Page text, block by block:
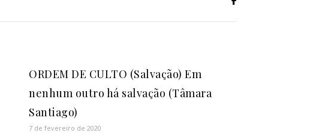
ORDEM DE CULTO (Salvação) Em
nenhum outro há salvação (Tâmara
Santiago)
7 de fevereiro de 2020